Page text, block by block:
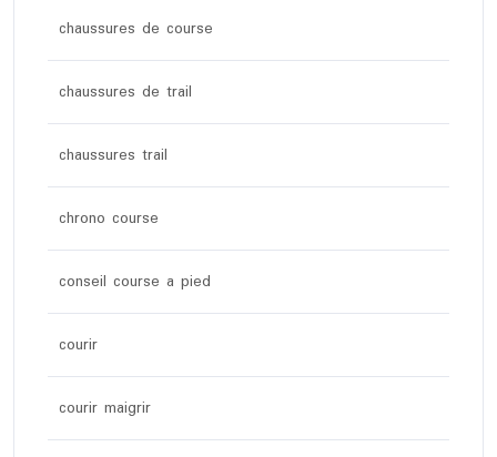
chaussures de course
chaussures de trail
chaussures trail
chrono course
conseil course a pied
courir
courir maigrir